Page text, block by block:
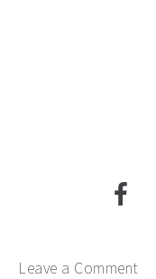
Leave a Comment